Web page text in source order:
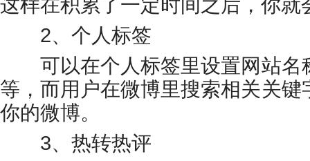
2、个人标签
可以在个人标签里设置网站名
等，而用户在微博里搜索相关关
你的微博。
3、热转热评